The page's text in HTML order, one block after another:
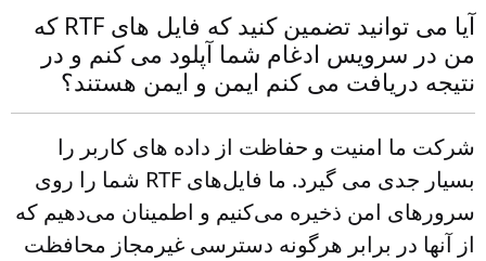
آیا می توانید تضمین کنید که فایل های RTF که
من در سرویس ادغام شما آپلود می کنم و در
نتیجه دریافت می کنم ایمن و ایمن هستند؟
شرکت ما امنیت و حفاظت از داده های کاربر را
بسیار جدی می گیرد. ما فایل‌های RTF شما را روی
سرورهای امن ذخیره می‌کنیم و اطمینان می‌دهیم که
از آنها در برابر هرگونه دسترسی غیرمجاز محافظت